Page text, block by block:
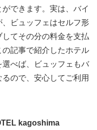
できます。実は、バイ
ビュッフェはセルフ形
てその分の料金を支払
記事で紹介したホテル
べば、ビュッフェもバ
ので、安心してご利用
kagoshima